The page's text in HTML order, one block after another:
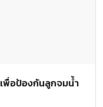
พื่อป้องกันลูกจมน้ำ